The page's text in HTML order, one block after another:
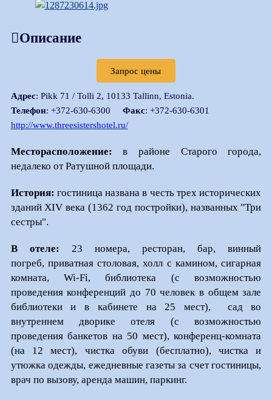
Описание
Запрос цены
Адрес: Pikk 71 / Tolli 2, 10133 Tallinn, Estonia.
Телефон: +372-630-6300 Факс: +372-630-6301
http://www.threesistershotel.ru/
Месторасположение: в районе Старого города,
недалеко от Ратушной площади.
История: гостиница названа в честь трех исторических
зданий XIV века (1362 год постройки), названных "Три
сестры".
В отеле: 23 номера, ресторан, бар, винный
погреб, приватная столовая, холл с камином, сигарная
комната, Wi-Fi, библиотека (с возможностью
проведения конференций до 70 человек в общем зале
библиотеки и в кабинете на 25 мест), сад во
внутреннем дворике отеля (с возможностью
проведения банкетов на 50 мест), конференц-комната
(на 12 мест), чистка обуви (бесплатно), чистка и
утюжка одежды, ежедневные газеты за счет гостиницы,
врач по вызову, аренда машин, паркинг.